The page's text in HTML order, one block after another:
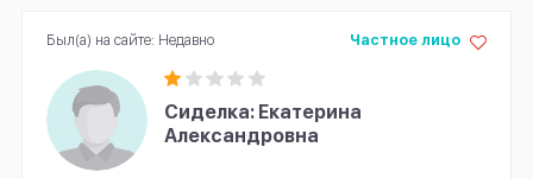
Сиделка: Екатерина
Александровна
Частное лицо
Был(а) на сайте: Недавно